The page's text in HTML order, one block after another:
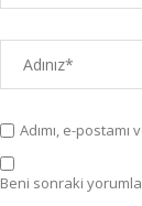
Adımı, e-
Beni sonraki